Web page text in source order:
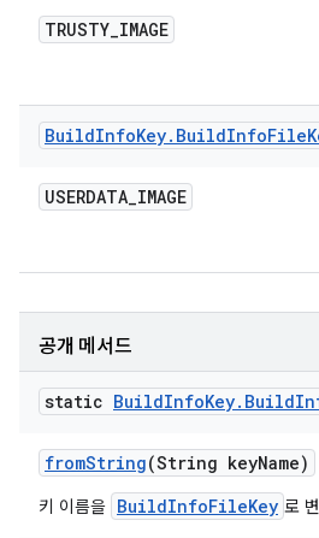
TRUSTY_IMAGE
BuildInfoKey. BuildInfoFile
USERDATA_IMAGE
공개 메서드
static BuildInfoKey. Build
fromString(String keyName)
키 이름을 BuildInfoFileKey 로